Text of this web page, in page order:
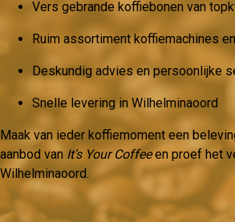
Vers gebrande koffiebonen van
Ruim assortiment koffiemachines
Deskundig advies en persoonlijke
Snelle levering in Wilhelminaoord
Maak van ieder koffiemoment een
aanbod van It’s Your Coffeeen proef het
Wilhelminaoord.